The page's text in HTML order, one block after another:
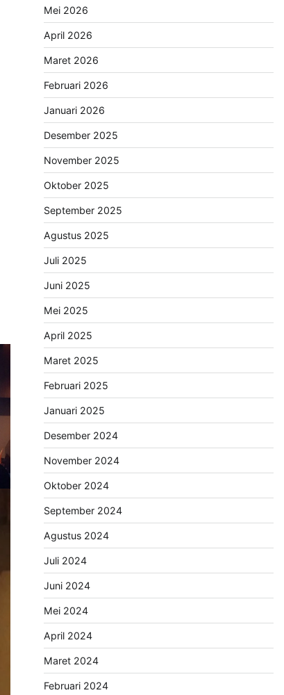
Mei 2026
April 2026
Maret 2026
Februari 2026
Januari 2026
Desember 2025
November 2025
Oktober 2025
September 2025
Agustus 2025
Juli 2025
Juni 2025
Mei 2025
April 2025
Maret 2025
Februari 2025
Januari 2025
Desember 2024
November 2024
Oktober 2024
September 2024
Agustus 2024
Juli 2024
Juni 2024
Mei 2024
April 2024
Maret 2024
Februari 2024